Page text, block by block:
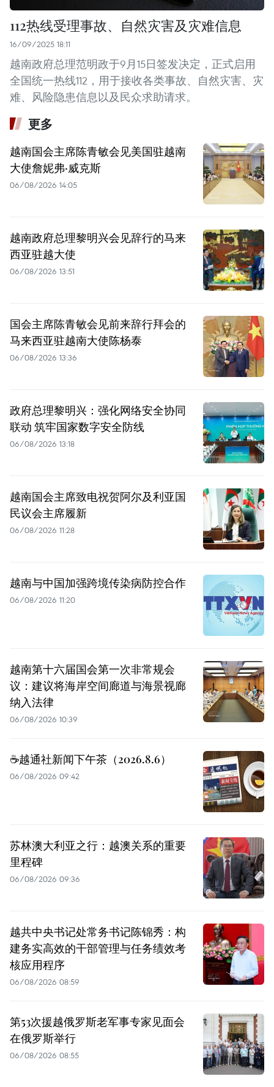
112热线受理事故、自然灾害及灾难信息
16/09/2025 18:11
越南政府总理范明政于9月15日签发决定，正式启用
全国统一热线112，用于接收各类事故、自然灾害、灾
难、风险隐患信息以及民众求助请求。
更多
越南国会主席陈青敏会见美国驻越南
大使詹妮弗·威克斯
06/08/2026 14:05
越南政府总理黎明兴会见辞行的马来
西亚驻越大使
06/08/2026 13:51
国会主席陈青敏会见前来辞行拜会的
马来西亚驻越南大使陈杨泰
06/08/2026 13:36
政府总理黎明兴：强化网络安全协同
联动 筑牢国家数字安全防线
06/08/2026 13:18
越南国会主席致电祝贺阿尔及利亚国
民议会主席履新
06/08/2026 11:28
越南与中国加强跨境传染病防控合作
06/08/2026 11:20
越南第十六届国会第一次非常规会
议：建议将海岸空间廊道与海景视廊
纳入法律
06/08/2026 10:39
☕️越通社新闻下午茶（2026.8.6）
06/08/2026 09:42
苏林澳大利亚之行：越澳关系的重要
里程碑
06/08/2026 09:36
越共中央书记处常务书记陈锦秀：构
建务实高效的干部管理与任务绩效考
核应用程序
06/08/2026 08:59
第53次援越俄罗斯老军事专家见面会
在俄罗斯举行
06/08/2026 08:55